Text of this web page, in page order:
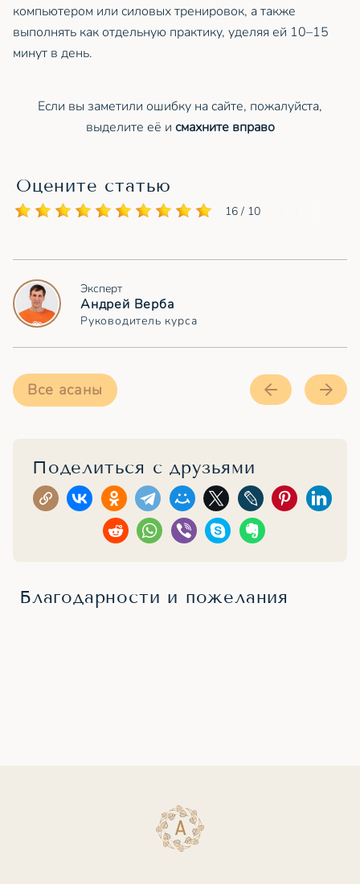
компьютером или силовых тренировок, а также
выполнять как отдельную практику, уделяя ей 10–15
минут в день.
Если вы заметили ошибку на сайте, пожалуйста,
выделите её и смахните вправо
Оцените статью
16 / 10
Эксперт
Андрей Верба
Руководитель курса
Все асаны
Поделиться с друзьями
Благодарности и пожелания